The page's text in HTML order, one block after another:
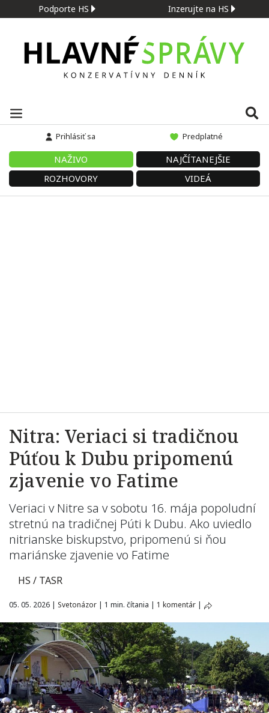
Podporte HS Inzerujte na HS
Prihlásiť sa Predplatné
NAŽIVO
NAJČÍTANEJŠIE
ROZHOVORY
VIDEÁ
Nitra: Veriaci si tradičnou
Púťou k Dubu pripomenú
zjavenie vo Fatime
Veriaci v Nitre sa v sobotu 16. mája popoludní
stretnú na tradičnej Púti k Dubu. Ako uviedlo
nitrianske biskupstvo, pripomenú si ňou
mariánske zjavenie vo Fatime
HS / TASR
05. 05. 2026 | Svetonázor | 1 min. čítania | 1 komentár |